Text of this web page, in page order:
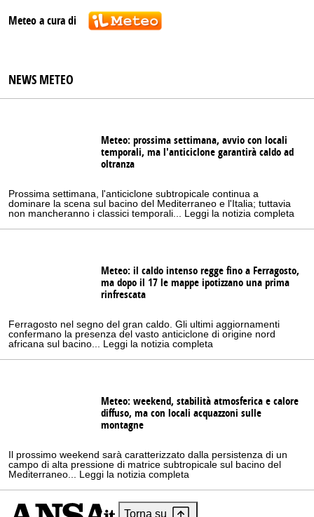
Meteo a cura di
NEWS METEO
Meteo: prossima settimana, avvio con locali
temporali, ma l'anticiclone garantirà caldo ad
oltranza
Prossima settimana, l'anticiclone subtropicale continua a
dominare la scena sul bacino del Mediterraneo e l'Italia; tuttavia
non mancheranno i classici temporali... Leggi la notizia completa
Meteo: il caldo intenso regge fino a Ferragosto,
ma dopo il 17 le mappe ipotizzano una prima
rinfrescata
Ferragosto nel segno del gran caldo. Gli ultimi aggiornamenti
confermano la presenza del vasto anticiclone di origine nord
africana sul bacino... Leggi la notizia completa
Meteo: weekend, stabilità atmosferica e calore
diffuso, ma con locali acquazzoni sulle
montagne
Il prossimo weekend sarà caratterizzato dalla persistenza di un
campo di alta pressione di matrice subtropicale sul bacino del
Mediterraneo... Leggi la notizia completa
Torna su